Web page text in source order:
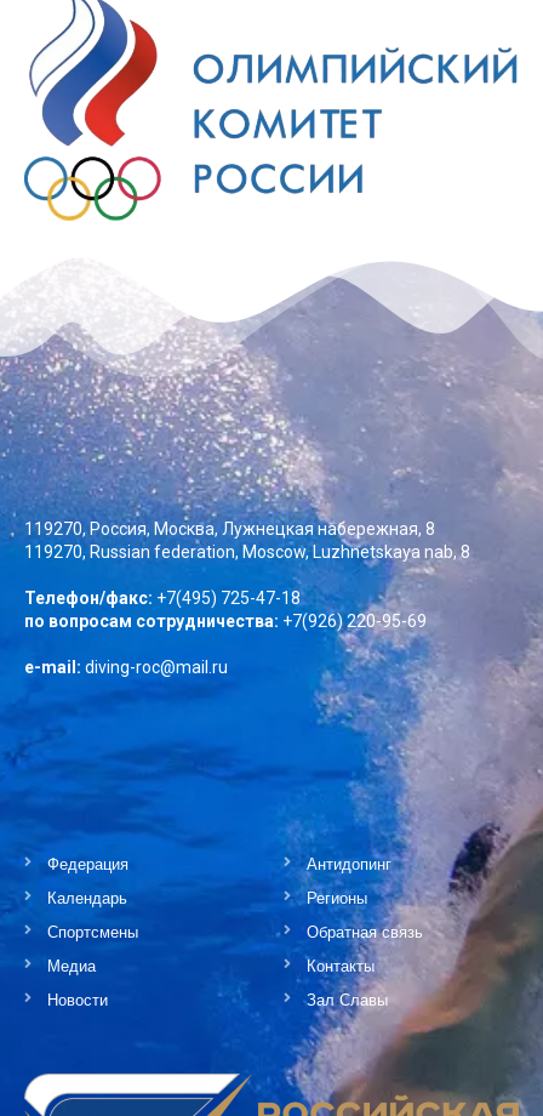
119270, Россия, Москва, Лужнецкая набережная, 8
119270, Russian federation, Moscow, Luzhnetskaya nab, 8
Телефон/факс: +7(495) 725-47-18
по вопросам сотрудничества: +7(926) 220-95-69
e-mail: diving-roc@mail.ru
Федерация
Календарь
Спортсмены
Медиа
Новости
Антидопинг
Регионы
Обратная связь
Контакты
Зал Славы